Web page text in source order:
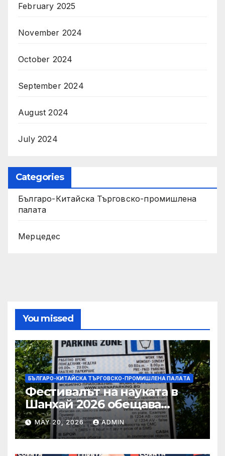
February 2025
November 2024
October 2024
September 2024
August 2024
July 2024
Categories
Българо-Китайска Търговско-промишлена
палaта
Мерцедес
You missed
БЪЛГАРО-КИТАЙСКА ТЪРГОВСКО-ПРОМИШЛЕНА ПАЛAТА
Фестивалът на науката в
Шанхай 2026 обещава
вълнуващи научно-
технологични иновации
MAY 20, 2026 ADMIN